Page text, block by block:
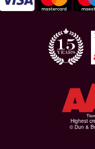
Highest
© Dun &